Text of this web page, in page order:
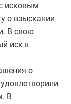
исковым
о взыскании
В свою
иск к
о
В